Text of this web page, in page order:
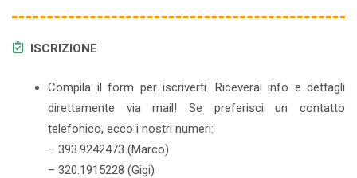
ISCRIZIONE
Compila il form per iscriverti. Riceverai info e dettagli
direttamente via mail! Se preferisci un contatto
telefonico, ecco i nostri numeri:
– 393.9242473 (Marco)
– 320.1915228 (Gigi)